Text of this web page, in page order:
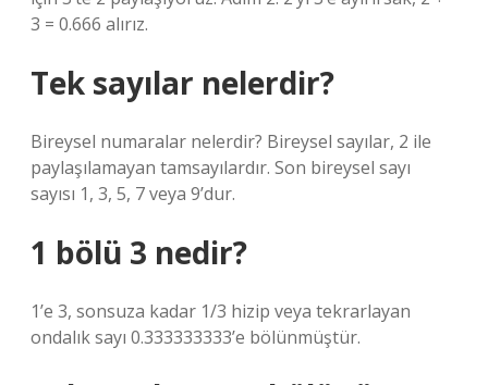
3 = 0.666 alırız.
Tek sayılar nelerdir?
Bireysel numaralar nelerdir? Bireysel sayılar, 2 ile
paylaşılamayan tamsayılardır. Son bireysel sayı
sayısı 1, 3, 5, 7 veya 9’dur.
1 bölü 3 nedir?
1’e 3, sonsuza kadar 1/3 hizip veya tekrarlayan
ondalık sayı 0.333333333’e bölünmüştür.